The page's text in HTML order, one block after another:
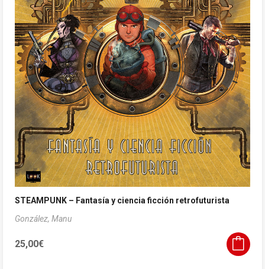
STEAMPUNK – Fantasía y ciencia ficción retrofuturista
González, Manu
25,00€